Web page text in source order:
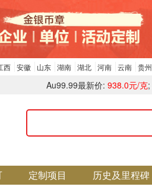
西 安徽 山东 湖南 湖北 河南 云南 贵州
Au99.99最新价: 938.0元/克
定制项目 历史及里程碑